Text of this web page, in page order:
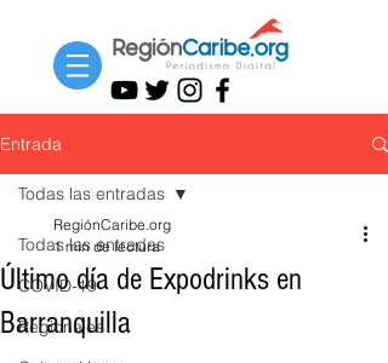
Entrada
Todas las entradas
COVID-19
Regionales
Todas las entradas
Último día de Expodrinks en
Barranquilla
RegiónCaribe.org
1 min de lectura